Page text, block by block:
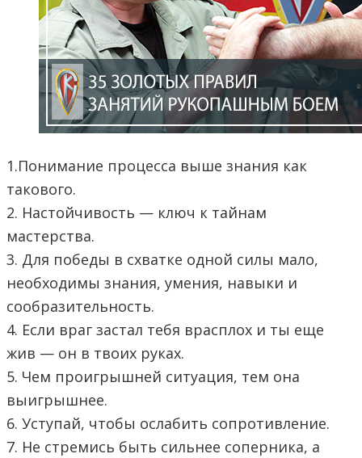
1.Понимание процесса выше знания как
такового.
2. Настойчивость — ключ к тайнам
мастерства.
3. Для победы в схватке одной силы мало,
необходимы знания, умения, навыки и
сообразительность.
4. Если враг застал тебя врасплох и ты еще
жив — он в твоих руках.
5. Чем проигрышней ситуация, тем она
выигрышнее.
6. Уступай, чтобы ослабить сопротивление.
7. Не стремись быть сильнее соперника, а